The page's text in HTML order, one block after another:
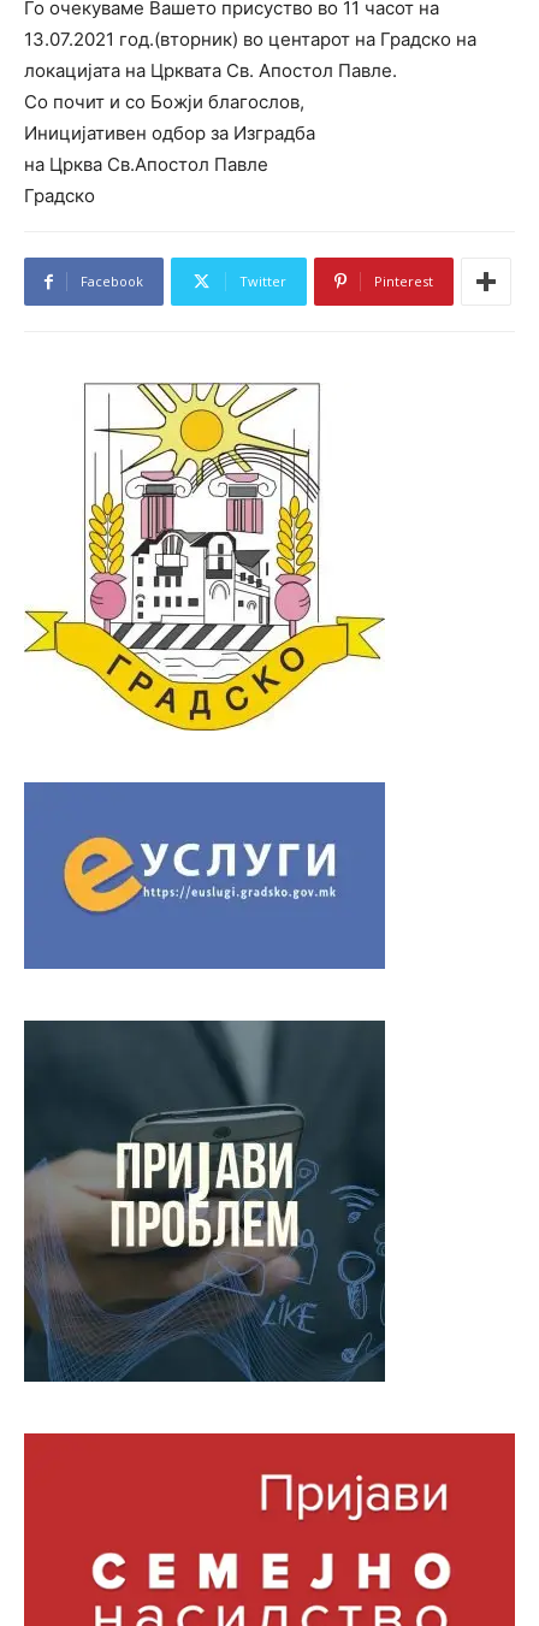
Го очекуваме Вашето присуство во 11 часот на
13.07.2021 год.(вторник) во центарот на Градско на
локацијата на Црквата Св. Апостол Павле.
Со почит и со Божји благослов,
Иницијативен одбор за Изградба
на Црква Св.Апостол Павле
Градско
Facebook Twitter Pinterest